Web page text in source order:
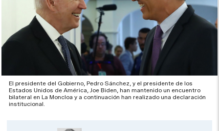
El presidente del Gobierno, Pedro Sánchez, y el presidente de los
Estados Unidos de América, Joe Biden, han mantenido un encuentro
bilateral en La Moncloa y a continuación han realizado una declaración
institucional.